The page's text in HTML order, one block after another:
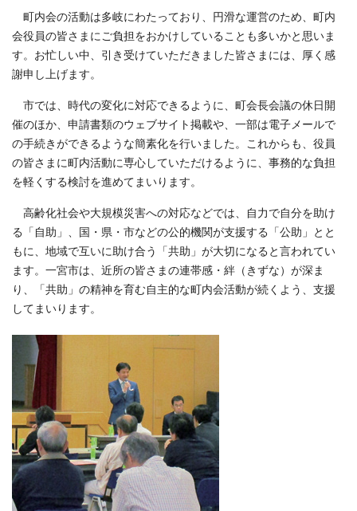
町内会の活動は多岐にわたっており、円滑な運営のため、町内
会役員の皆さまにご負担をおかけしていることも多いかと思いま
す。お忙しい中、引き受けていただきました皆さまには、厚く感
謝申し上げます。
市では、時代の変化に対応できるように、町会長会議の休日開
催のほか、申請書類のウェブサイト掲載や、一部は電子メールで
の手続きができるような簡素化を行いました。これからも、役員
の皆さまに町内活動に専心していただけるように、事務的な負担
を軽くする検討を進めてまいります。
高齢化社会や大規模災害への対応などでは、自力で自分を助け
る「自助」、国・県・市などの公的機関が支援する「公助」とと
もに、地域で互いに助け合う「共助」が大切になると言われてい
ます。一宮市は、近所の皆さまの連帯感・絆（きずな）が深ま
り、「共助」の精神を育む自主的な町内会活動が続くよう、支援
してまいります。